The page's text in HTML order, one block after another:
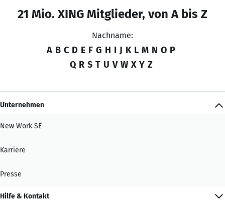
21 Mio. XING Mitglieder, von A bis Z
Nachname:
A B C D E F G H I J K L M N O P
Q R S T U V W X Y Z
Unternehmen
New Work SE
Karriere
Presse
Hilfe & Kontakt